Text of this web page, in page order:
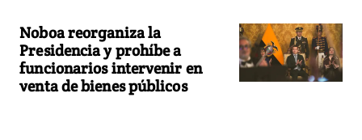
Noboa reorganiza la
Presidencia y prohíbe a
funcionarios intervenir en
venta de bienes públicos